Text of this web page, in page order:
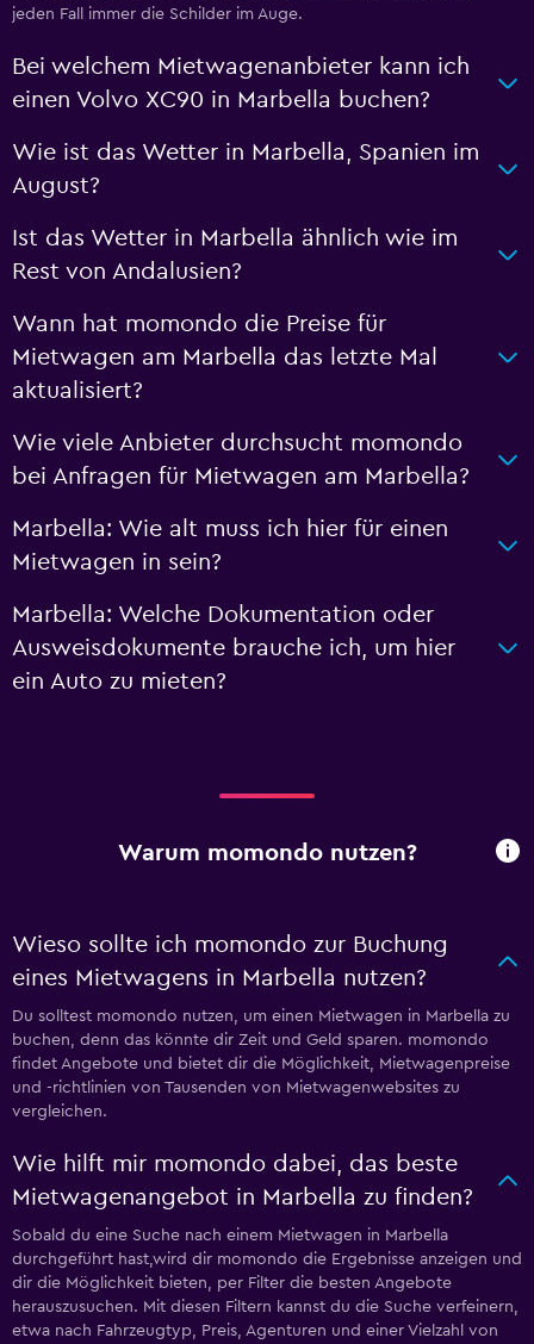
jeden Fall immer die Schilder im Auge.
Bei welchem Mietwagenanbieter kann ich
einen Volvo XC90 in Marbella buchen?
Wie ist das Wetter in Marbella, Spanien im
August?
Ist das Wetter in Marbella ähnlich wie im
Rest von Andalusien?
Wann hat momondo die Preise für
Mietwagen am Marbella das letzte Mal
aktualisiert?
Wie viele Anbieter durchsucht momondo
bei Anfragen für Mietwagen am Marbella?
Marbella: Wie alt muss ich hier für einen
Mietwagen in sein?
Marbella: Welche Dokumentation oder
Ausweisdokumente brauche ich, um hier
ein Auto zu mieten?
Warum momondo nutzen?
Wieso sollte ich momondo zur Buchung
eines Mietwagens in Marbella nutzen?
Du solltest momondo nutzen, um einen Mietwagen in Marbella zu
buchen, denn das könnte dir Zeit und Geld sparen. momondo
findet Angebote und bietet dir die Möglichkeit, Mietwagenpreise
und -richtlinien von Tausenden von Mietwagenwebsites zu
vergleichen.
Wie hilft mir momondo dabei, das beste
Mietwagenangebot in Marbella zu finden?
Sobald du eine Suche nach einem Mietwagen in Marbella
durchgeführt hast,wird dir momondo die Ergebnisse anzeigen und
dir die Möglichkeit bieten, per Filter die besten Angebote
herauszusuchen. Mit diesen Filtern kannst du die Suche verfeinern,
etwa nach Fahrzeugtyp, Preis, Agenturen und einer Vielzahl von